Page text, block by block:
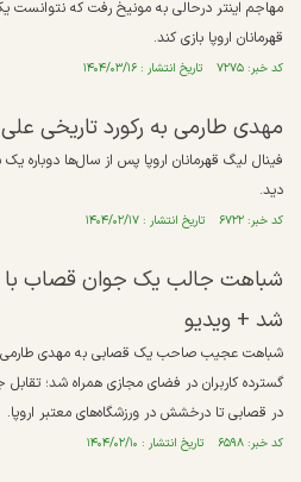
مهاجم اینتر درحالی به مونیخ رفت که نتوانست
قهرمانان اروپا بازی کند.
کد خبر: ۷۲۷۵ تاریخ انتشار : ۱۴۰۴/۰۳/۱۶
مهدی طارمی به رکورد تاریخی
فینال لیگ قهرمانان اروپا پس از سال‌ها دوباره
دید.
کد خبر: ۶۷۲۲ تاریخ انتشار : ۱۴۰۴/۰۲/۱۷
شباهت جالب یک جوان قصاب با
شد + ویدیو
شباهت عجیب صاحب یک قصابی به مهدی طارمی،
گسترده کاربران در فضای مجازی همراه شد؛
در قصابی تا درخشش در ورزشگاه‌های معتبر اروپا.
کد خبر: ۶۵۹۸ تاریخ انتشار : ۱۴۰۴/۰۲/۱۰